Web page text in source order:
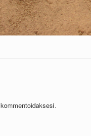
kommentoidaksesi.